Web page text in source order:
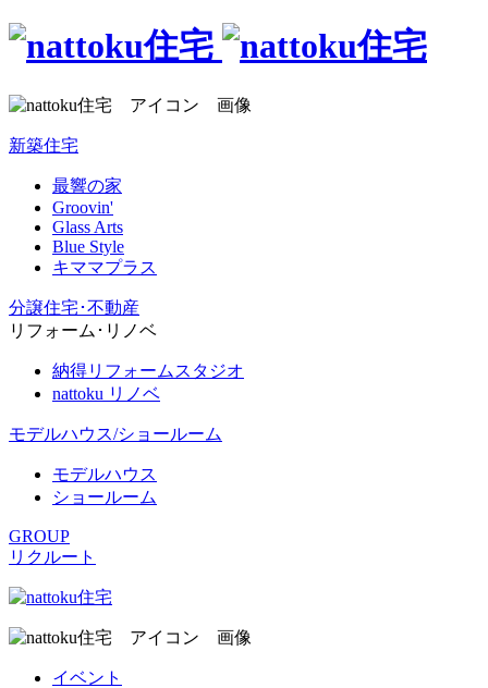
新築住宅
最響の家
Groovin'
Glass Arts
Blue Style
キママプラス
分譲住宅･不動産
リフォーム･リノベ
納得リフォームスタジオ
nattoku リノベ
モデルハウス/ショールーム
モデルハウス
ショールーム
GROUP
リクルート
イベント